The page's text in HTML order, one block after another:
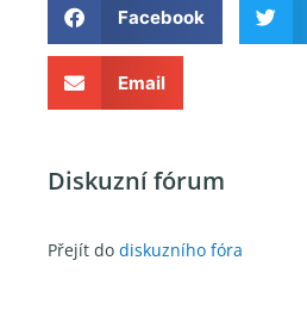
Facebook
Email
Diskuzní fórum
Přejít do diskuzního fóra